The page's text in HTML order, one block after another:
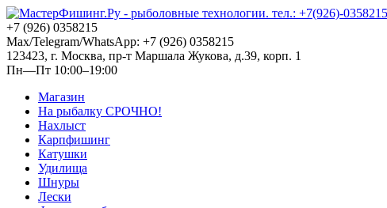
+7 (926) 0358215
Max/Telegram/WhatsApp: +7 (926) 0358215
123423, г. Москва, пр-т Маршала Жукова, д.39, корп. 1
Пн—Пт 10:00–19:00
Магазин
На рыбалку СРОЧНО!
Нахлыст
Карпфишинг
Катушки
Удилища
Шнуры
Лески